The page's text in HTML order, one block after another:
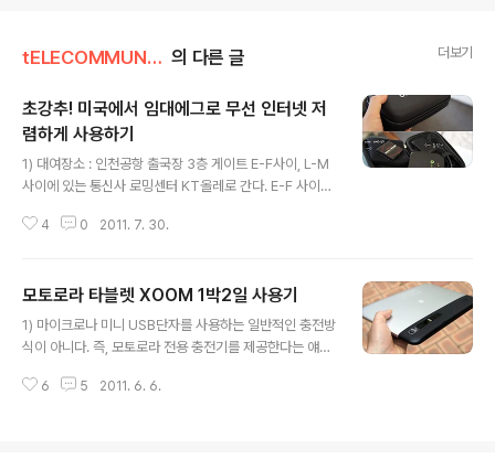
tELECOMMUNICATION 의 다른 글 더보기
초강추! 미국에서 임대에그로 무선 인터넷 저
렴하게 사용하기
1) 대여장소 : 인천공항 출국장 3층 게이트 E-F사이, L-M
사이에 있는 통신사 로밍센터 KT올레로 간다. E-F 사이에
어 항상 북적거리기 때문에, 에그 단말기도 금방 대여완료
2) 출국심사후 면세구역내 대여장소 위치 : 게이트 25번,
29번, 신라면세점 뒤쪽 121번 게이트 부근에도 있다고 하
나, 현재도 있는지 확인해보지는 못했음. 3) 인터넷으로 미
대여완료되는 분위기... 4) 기타지역 대여장소 : 김포공항 1
4 0 2011. 7. 30.
모토로라 타블렛 XOOM 1박2일 사용기
1) 마이크로나 미니 USB단자를 사용하는 일반적인 충전방
식이 아니다. 즉, 모토로라 전용 충전기를 제공한다는 얘
기만하다. 헐~ 게다가 충전 전원케이블 연결부분이 너무
6 5 2011. 6. 6.